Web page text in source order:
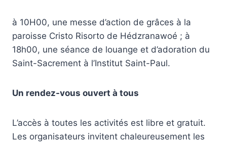
à 10H00, une messe d’action de grâces à la
paroisse Cristo Risorto de Hédzranawoé ; à
18h00, une séance de louange et d’adoration du
Saint-Sacrement à l’Institut Saint-Paul.
Un rendez-vous ouvert à tous
L’accès à toutes les activités est libre et gratuit.
Les organisateurs invitent chaleureusement les